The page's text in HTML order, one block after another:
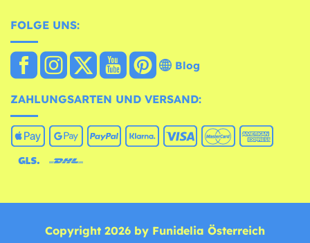
FOLGE UNS:
Blog
ZAHLUNGSARTEN UND VERSAND:
Copyright 2026 by Funidelia Österreich